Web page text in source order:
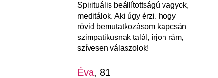
Spirituális beállítottságú vagyok,
meditálok. Aki úgy érzi, hogy
rövid bemutatkozásom kapcsán
szimpatikusnak talál, írjon rám,
szívesen válaszolok!
Éva, 81